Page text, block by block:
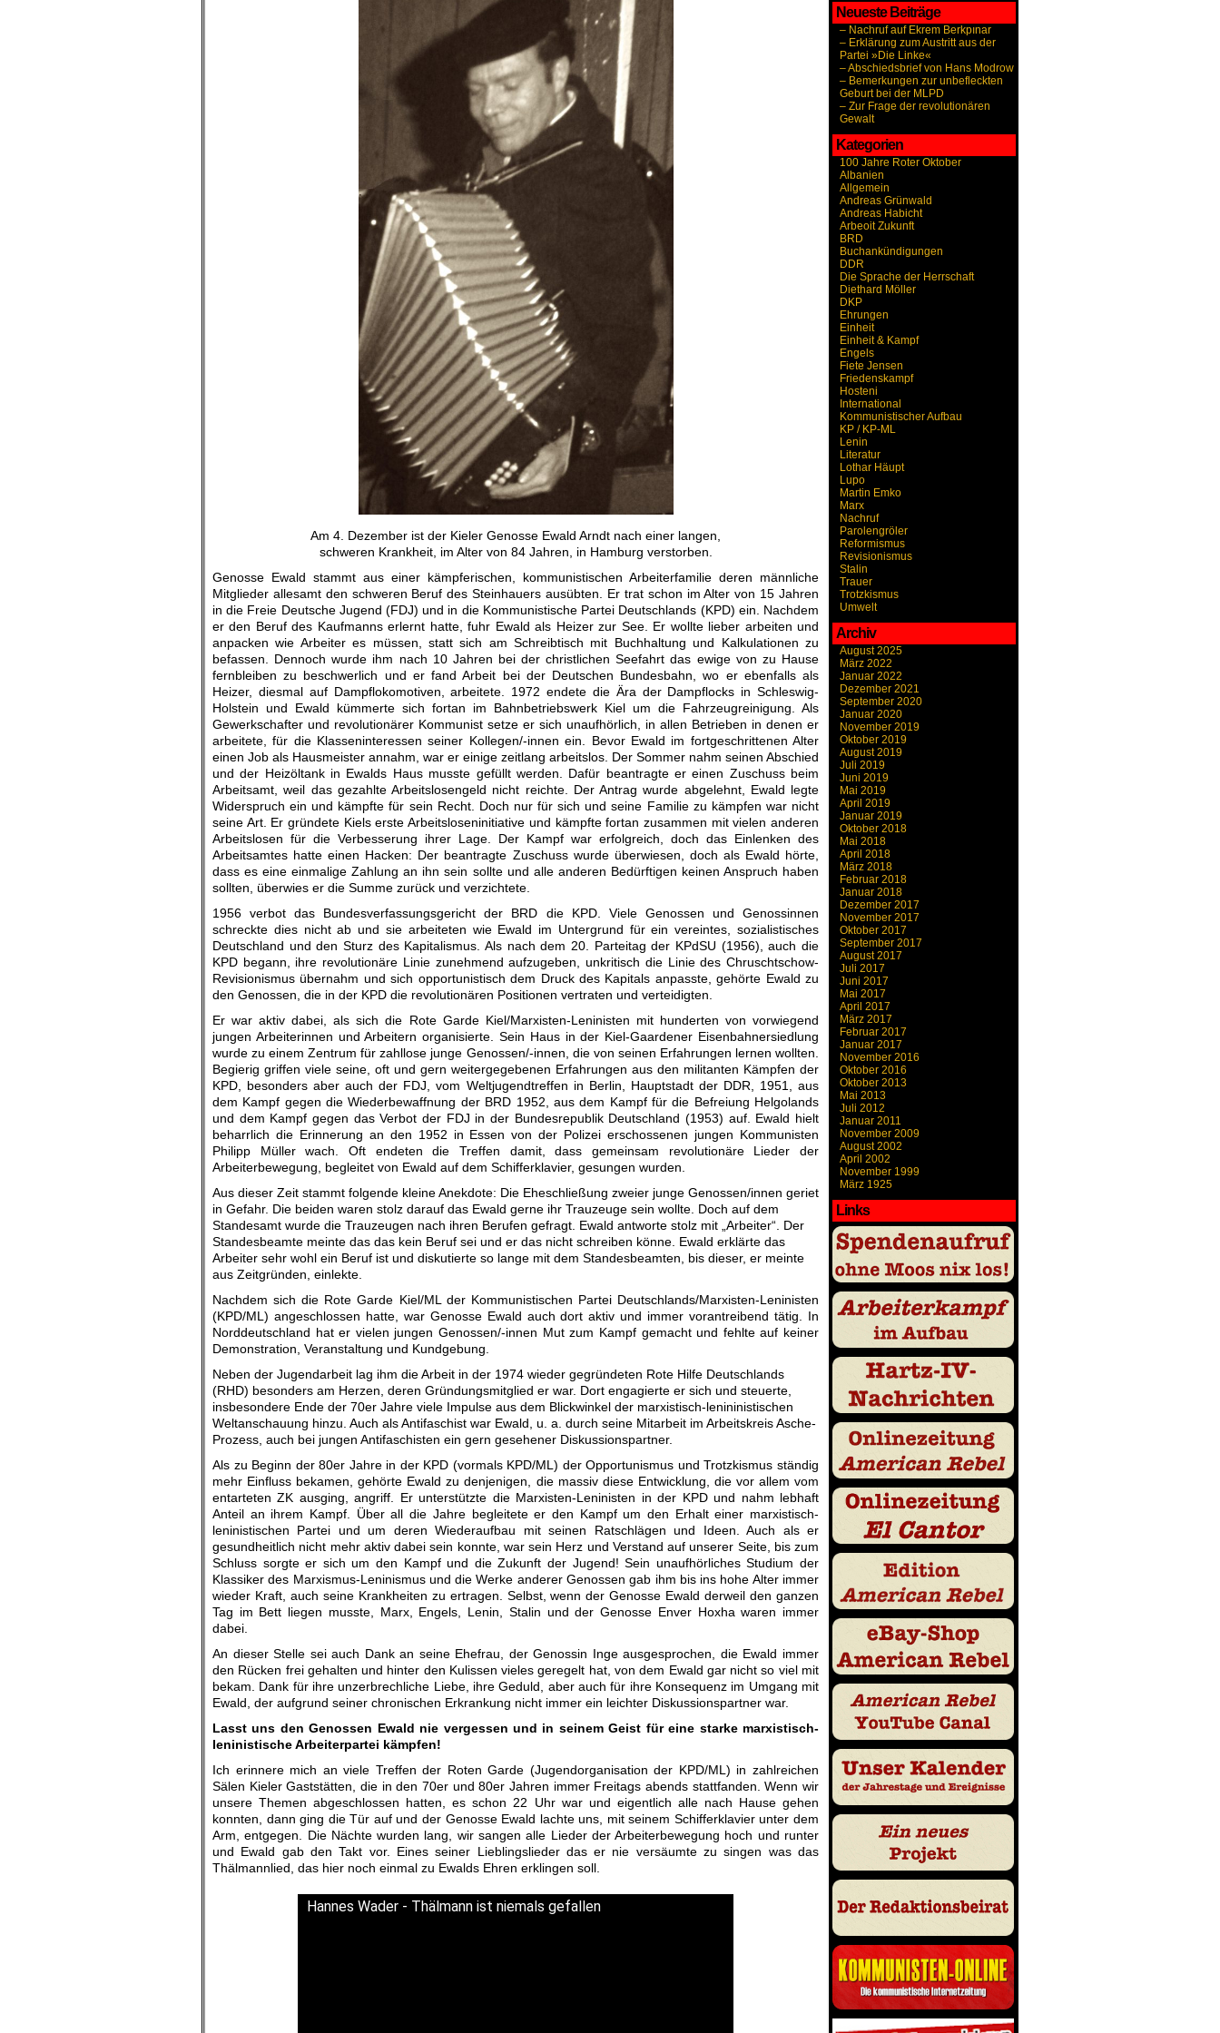
Am 4. Dezember ist der Kieler Genosse Ewald Arndt nach einer langen,
schweren Krankheit, im Alter von 84 Jahren, in Hamburg verstorben.
Genosse Ewald stammt aus einer kämpferischen, kommunistischen Arbeiterfamilie deren männliche
Mitglieder allesamt den schweren Beruf des Steinhauers ausübten. Er trat schon im Alter von 15 Jahren
in die Freie Deutsche Jugend (FDJ) und in die Kommunistische Partei Deutschlands (KPD) ein. Nachdem
er den Beruf des Kaufmanns erlernt hatte, fuhr Ewald als Heizer zur See. Er wollte lieber arbeiten und
anpacken wie Arbeiter es müssen, statt sich am Schreibtisch mit Buchhaltung und Kalkulationen zu
befassen. Dennoch wurde ihm nach 10 Jahren bei der christlichen Seefahrt das ewige von zu Hause
fernbleiben zu beschwerlich und er fand Arbeit bei der Deutschen Bundesbahn, wo er ebenfalls als
Heizer, diesmal auf Dampflokomotiven, arbeitete. 1972 endete die Ära der Dampflocks in Schleswig-
Holstein und Ewald kümmerte sich fortan im Bahnbetriebswerk Kiel um die Fahrzeugreinigung. Als
Gewerkschafter und revolutionärer Kommunist setze er sich unaufhörlich, in allen Betrieben in denen er
arbeitete, für die Klasseninteressen seiner Kollegen/-innen ein. Bevor Ewald im fortgeschrittenen Alter
einen Job als Hausmeister annahm, war er einige zeitlang arbeitslos. Der Sommer nahm seinen Abschied
und der Heizöltank in Ewalds Haus musste gefüllt werden. Dafür beantragte er einen Zuschuss beim
Arbeitsamt, weil das gezahlte Arbeitslosengeld nicht reichte. Der Antrag wurde abgelehnt, Ewald legte
Widerspruch ein und kämpfte für sein Recht. Doch nur für sich und seine Familie zu kämpfen war nicht
seine Art. Er gründete Kiels erste Arbeitsloseninitiative und kämpfte fortan zusammen mit vielen anderen
Arbeitslosen für die Verbesserung ihrer Lage. Der Kampf war erfolgreich, doch das Einlenken des
Arbeitsamtes hatte einen Hacken: Der beantragte Zuschuss wurde überwiesen, doch als Ewald hörte,
dass es eine einmalige Zahlung an ihn sein sollte und alle anderen Bedürftigen keinen Anspruch haben
sollten, überwies er die Summe zurück und verzichtete.
1956 verbot das Bundesverfassungsgericht der BRD die KPD. Viele Genossen und Genossinnen
schreckte dies nicht ab und sie arbeiteten wie Ewald im Untergrund für ein vereintes, sozialistisches
Deutschland und den Sturz des Kapitalismus. Als nach dem 20. Parteitag der KPdSU (1956), auch die
KPD begann, ihre revolutionäre Linie zunehmend aufzugeben, unkritisch die Linie des Chruschtschow-
Revisionismus übernahm und sich opportunistisch dem Druck des Kapitals anpasste, gehörte Ewald zu
den Genossen, die in der KPD die revolutionären Positionen vertraten und verteidigten.
Er war aktiv dabei, als sich die Rote Garde Kiel/Marxisten-Leninisten mit hunderten von vorwiegend
jungen Arbeiterinnen und Arbeitern organisierte. Sein Haus in der Kiel-Gaardener Eisenbahnersiedlung
wurde zu einem Zentrum für zahllose junge Genossen/-innen, die von seinen Erfahrungen lernen wollten.
Begierig griffen viele seine, oft und gern weitergegebenen Erfahrungen aus den militanten Kämpfen der
KPD, besonders aber auch der FDJ, vom Weltjugendtreffen in Berlin, Hauptstadt der DDR, 1951, aus
dem Kampf gegen die Wiederbewaffnung der BRD 1952, aus dem Kampf für die Befreiung Helgolands
und dem Kampf gegen das Verbot der FDJ in der Bundesrepublik Deutschland (1953) auf. Ewald hielt
beharrlich die Erinnerung an den 1952 in Essen von der Polizei erschossenen jungen Kommunisten
Philipp Müllerwach. Oft endeten die Treffen damit, dass gemeinsam revolutionäre Lieder der
Arbeiterbewegung, begleitet von Ewald auf dem Schifferklavier, gesungen wurden.
Aus dieser Zeit stammt folgende kleine Anekdote: Die Eheschließung zweier junge Genossen/innen geriet
in Gefahr. Die beiden waren stolz darauf das Ewald gerne ihr Trauzeuge sein wollte. Doch auf dem
Standesamt wurde die Trauzeugen nach ihren Berufen gefragt. Ewald antworte stolz mit „Arbeiter“. Der
Standesbeamte meinte das das kein Beruf sei und er das nicht schreiben könne. Ewald erklärte das
Arbeiter sehr wohl ein Beruf ist und diskutierte so lange mit dem Standesbeamten, bis dieser, er meinte
aus Zeitgründen, einlekte.
Nachdem sich die Rote Garde Kiel/ML der Kommunistischen Partei Deutschlands/Marxisten-Leninisten
(KPD/ML) angeschlossen hatte, war Genosse Ewald auch dort aktiv und immer vorantreibend tätig. In
Norddeutschland hat er vielen jungen Genossen/-innen Mut zum Kampf gemacht und fehlte auf keiner
Demonstration, Veranstaltung und Kundgebung.
Neben der Jugendarbeit lag ihm die Arbeit in der 1974 wieder gegründeten Rote Hilfe Deutschlands
(RHD) besonders am Herzen, deren Gründungsmitglied er war. Dort engagierte er sich und steuerte,
insbesondere Ende der 70er Jahre viele Impulse aus dem Blickwinkel der marxistisch-lenininistischen
Weltanschauung hinzu. Auch als Antifaschist war Ewald, u. a. durch seine Mitarbeit im Arbeitskreis Asche-
Prozess, auch bei jungen Antifaschisten ein gern gesehener Diskussionspartner.
Als zu Beginn der 80er Jahre in der KPD (vormals KPD/ML) der Opportunismus und Trotzkismus ständig
mehr Einfluss bekamen, gehörte Ewald zu denjenigen, die massiv diese Entwicklung, die vor allem vom
entarteten ZK ausging, angriff. Er unterstützte die Marxisten-Leninisten in der KPD und nahm lebhaft
Anteil an ihrem Kampf. Über all die Jahre begleitete er den Kampf um den Erhalt einer marxistisch-
leninistischen Partei und um deren Wiederaufbau mit seinen Ratschlägen und Ideen. Auch als er
gesundheitlich nicht mehr aktiv dabei sein konnte, war sein Herz und Verstand auf unserer Seite, bis zum
Schluss sorgte er sich um den Kampf und die Zukunft der Jugend! Sein unaufhörliches Studium der
Klassiker des Marxismus-Leninismus und die Werke anderer Genossen gab ihm bis ins hohe Alter immer
wieder Kraft, auch seine Krankheiten zu ertragen. Selbst, wenn der Genosse Ewald derweil den ganzen
Tag im Bett liegen musste, Marx, Engels, Lenin, Stalin und der Genosse Enver Hoxha waren immer
dabei.
An dieser Stelle sei auch Dank an seine Ehefrau, der Genossin Inge ausgesprochen, die Ewald immer
den Rücken frei gehalten und hinter den Kulissen vieles geregelt hat, von dem Ewald gar nicht so viel mit
bekam. Dank für ihre unzerbrechliche Liebe, ihre Geduld, aber auch für ihre Konsequenz im Umgang mit
Ewald, der aufgrund seiner chronischen Erkrankung nicht immer ein leichter Diskussionspartner war.
Lasst uns den Genossen Ewald nie vergessen und in seinem Geist für eine starke marxistisch-
leninistische Arbeiterpartei kämpfen!
Ich erinnere mich an viele Treffen der Roten Garde (Jugendorganisation der KPD/ML) in zahlreichen
Sälen Kieler Gaststätten, die in den 70er und 80er Jahren immer Freitags abends stattfanden. Wenn wir
unsere Themen abgeschlossen hatten, es schon 22 Uhr war und eigentlich alle nach Hause gehen
konnten, dann ging die Tür auf und der Genosse Ewald lachte uns, mit seinem Schifferklavier unter dem
Arm, entgegen. Die Nächte wurden lang, wir sangen alle Lieder der Arbeiterbewegung hoch und runter
und Ewald gab den Takt vor. Eines seiner Lieblingslieder das er nie versäumte zu singen was das
Thälmannlied, das hier noch einmal zu Ewalds Ehren erklingen soll.
Hannes Wader - Thälmann ist niemals gefallen
Neueste Beiträge
– Nachruf auf Ekrem Berkpınar
– Erklärung zum Austritt aus der
Partei »Die Linke«
– Abschiedsbrief von Hans Modrow
– Bemerkungen zur unbefleckten
Geburt bei der MLPD
– Zur Frage der revolutionären
Gewalt
Kategorien
100 Jahre Roter Oktober
Albanien
Allgemein
Andreas Grünwald
Andreas Habicht
Arbeoit Zukunft
BRD
Buchankündigungen
DDR
Die Sprache der Herrschaft
Diethard Möller
DKP
Ehrungen
Einheit
Einheit & Kampf
Engels
Fiete Jensen
Friedenskampf
Hosteni
International
Kommunistischer Aufbau
KP / KP-ML
Lenin
Literatur
Lothar Häupt
Lupo
Martin Emko
Marx
Nachruf
Parolengröler
Reformismus
Revisionismus
Stalin
Trauer
Trotzkismus
Umwelt
Archiv
August 2025
März 2022
Januar 2022
Dezember 2021
September 2020
Januar 2020
November 2019
Oktober 2019
August 2019
Juli 2019
Juni 2019
Mai 2019
April 2019
Januar 2019
Oktober 2018
Mai 2018
April 2018
März 2018
Februar 2018
Januar 2018
Dezember 2017
November 2017
Oktober 2017
September 2017
August 2017
Juli 2017
Juni 2017
Mai 2017
April 2017
März 2017
Februar 2017
Januar 2017
November 2016
Oktober 2016
Oktober 2013
Mai 2013
Juli 2012
Januar 2011
November 2009
August 2002
April 2002
November 1999
März 1925
Links